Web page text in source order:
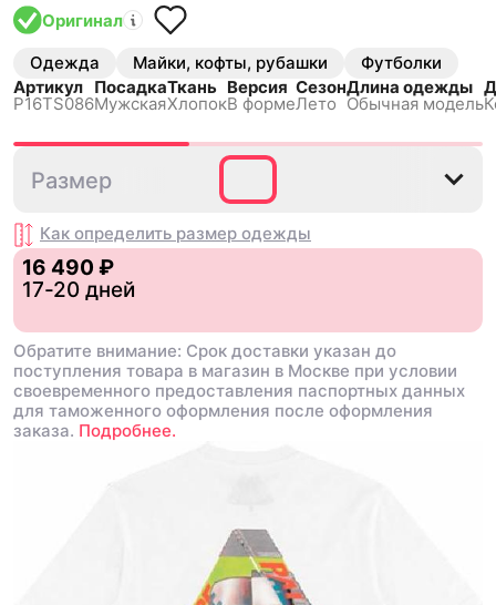
Оригинал
Одежда Майки, кофты, рубашки
Футболки
Артикул
P16TS086
Посадка
Мужская
Ткань
Хлопок
Версия
В форме
Сезон
Лето
Длина одежды
Обычная модель
Размер
Как определить размер одежды
16 490 ₽
17-20 дней
Обратите внимание: Срок доставки указан до
поступления товара в магазин в Москве при условии
своевременного предоставления паспортных данных
для таможенного оформления после оформления
заказа. Подробнее.